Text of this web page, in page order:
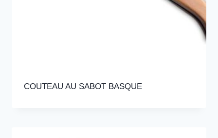
COUTEAU AU SABOT BASQUE